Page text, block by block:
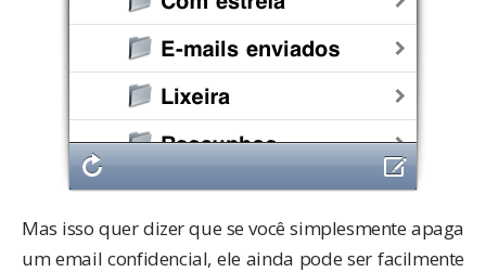
Mas isso quer dizer que se você simplesmente apaga
um email confidencial, ele ainda pode ser facilmente